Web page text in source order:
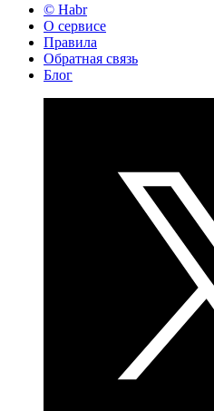
© Habr
О сервисе
Правила
Обратная связь
Блог